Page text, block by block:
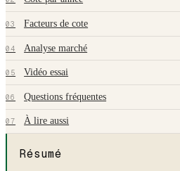
03 Facteurs de cote
04 Analyse marché
05 Vidéo essai
06 Questions fréquentes
07 À lire aussi
Résumé